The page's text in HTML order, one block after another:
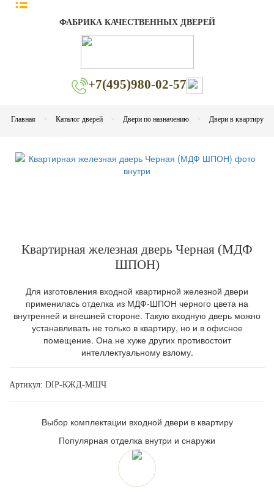
ФАБРИКА КАЧЕСТВЕННЫХ ДВЕРЕЙ
+7(495)980-02-57
Главная Каталог дверей Двери по назначению Двери в квартиру
Квартирная железная дверь Черная (МДФ
ШПОН)
Для изготовления входной квартирной железной двери
применилась отделка из МДФ-ШПОН черного цвета на
внутренней и внешней стороне. Такую входную дверь можно
устанавливать не только в квартиру, но и в офисное
помещение. Она не хуже других противостоит
интеллектуальному взлому.
Артикул: DIP-КЖД-МШЧ
Выбор комплектации входной двери в квартиру
Популярная отделка внутри и снаружи